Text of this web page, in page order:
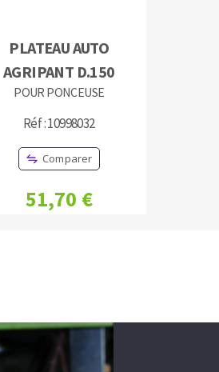
PLATEAU AUTO
AGRIPANT D.150
POUR PONCEUSE
Réf : 10998032
Comparer
51,70 €